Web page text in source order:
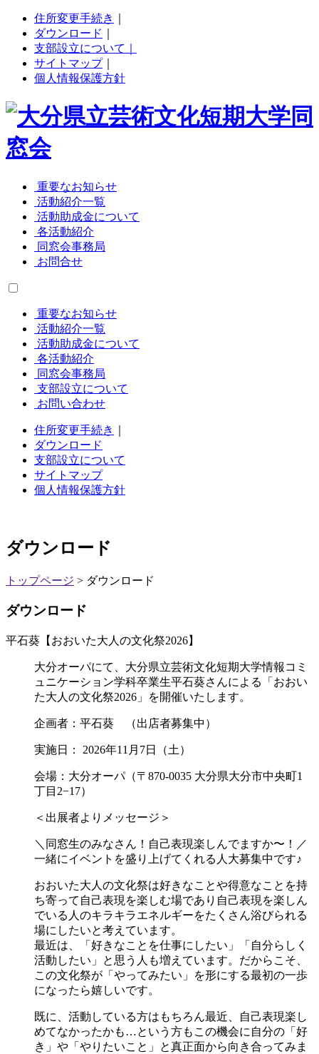
住所変更手続き
ダウンロード
支部設立について｜
サイトマップ｜
個人情報保護方針
重要なお知らせ
活動紹介一覧
活動助成金について
各活動紹介
同窓会事務局
お問合せ
重要なお知らせ
活動紹介一覧
活動助成金について
各活動紹介
同窓会事務局
支部設立について
お問い合わせ
住所変更手続き
ダウンロード
支部設立について
サイトマップ
個人情報保護方針
ダウンロード
トップページ > ダウンロード
ダウンロード
平石葵【おおいた大人の文化祭2026】
大分オーパにて、大分県立芸術文化短期大学情報コミ
ュニケーション学科卒業生平石葵さんによる「おおい
た大人の文化祭2026」を開催いたします。
企画者：平石葵 （出店者募集中）
実施日： 2026年11月7日（土）
会場：大分オーパ（〒870-0035 大分県大分市中央町1
丁目2−17）
＜出展者よりメッセージ＞
＼同窓生のみなさん！自己表現楽しんでますか〜！／
一緒にイベントを盛り上げてくれる人大募集中です♪
おおいた大人の文化祭は好きなことや得意なことを持
ち寄って自己表現を楽しむ場であり自己表現を楽しん
でいる人のキラキラエネルギーをたくさん浴びられる
場にしたいと考えています。
最近は、「好きなことを仕事にしたい」「自分らしく
活動したい」と思う人も増えています。だからこそ、
この文化祭が「やってみたい」を形にする最初の一歩
になったら嬉しいです。
既に、活動している方はもちろん最近、自己表現楽し
めてなかったかも…という方もこの機会に自分の「好
き」や「やりたいこと」と真正面から向き合ってみま